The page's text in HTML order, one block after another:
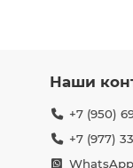
Наши
+7 (950)
+7 (977)
WhatsApp